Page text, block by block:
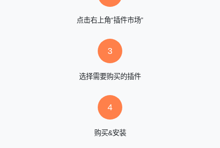
点击右上角“插件市场”
3
选择需要购买的插件
4
购买&安装